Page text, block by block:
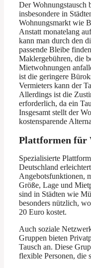
Der Wohnungstausch
insbesondere in
Wohnungsmarkt wie
Anstatt monatelang
kann man durch den
passende Bleibe
Maklergebühren, die
Mietwohnungen
ist die geringere
Vermieters kann der
Allerdings ist die
erforderlich, da ein
Insgesamt stellt der
kostensparende
Plattformen für
Spezialisierte
Deutschland
Angebotsfunktionen,
Größe, Lage und
sind in Städten wie
besonders nützlich,
20 Euro kostet.
Auch soziale
Gruppen bieten
Tausch an. Diese
flexible Personen, die